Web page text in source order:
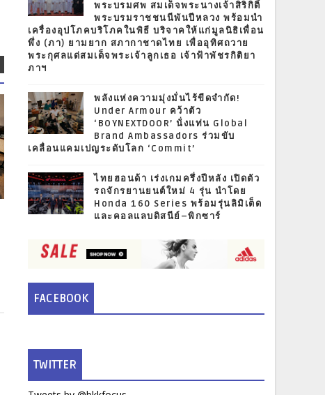
พระบรมศพ สมเด็จพระนางเจ้าสิริกิติ์
พระบรมราชชนนีพันปีหลวง พร้อมนำ
เครื่องอุปโภคบริโภคในพิธี บริจาคให้แก่มูลนิธิเพื่อน
พึ่ง (ภา) ยามยาก สภากาชาดไทย เพื่ออุทิศถวาย
พระกุศลแด่สมเด็จพระเจ้าลูกเธอ เจ้าฟ้าพัชรกิติยา
ภาฯ
พลังแห่งความมุ่งมั่นไร้ขีดจำกัด!
Under Armour คว้าตัว
‘BOYNEXTDOOR’ นั่งแท่น Global
Brand Ambassadors ร่วมขับ
เคลื่อนแคมเปญระดับโลก ‘Commit’
ไทยฮอนด้า เร่งเกมครึ่งปีหลัง เปิดตัว
รถจักรยานยนต์ใหม่ 4 รุ่น นำโดย
Honda 160 Series พร้อมรุ่นลิมิเต็ด
และคอลแลบดิสนีย์–พิกซาร์
FACEBOOK
TWITTER